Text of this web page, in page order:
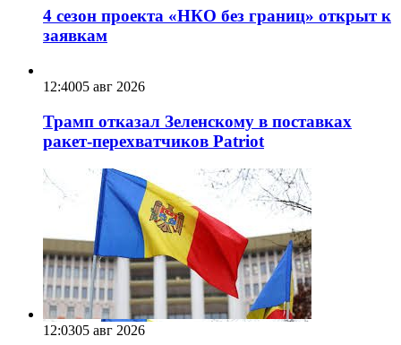
4 сезон проекта «НКО без границ» открыт к
заявкам
12:4005 авг 2026
Трамп отказал Зеленскому в поставках
ракет-перехватчиков Patriot
12:0305 авг 2026